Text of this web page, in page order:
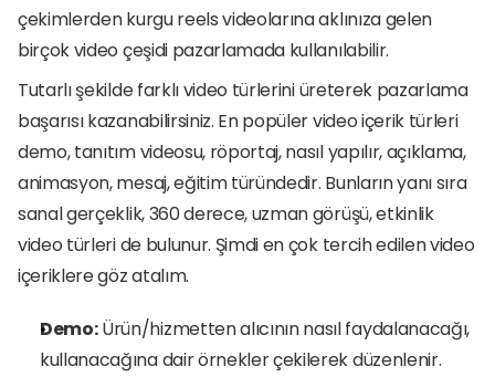
çekimlerden kurgu reels videolarına aklınıza gelen
birçok video çeşidi pazarlamada kullanılabilir.
Tutarlı şekilde farklı video türlerini üreterek pazarlama
başarısı kazanabilirsiniz. En popüler video içerik türleri
demo, tanıtım videosu, röportaj, nasıl yapılır, açıklama,
animasyon, mesaj, eğitim türündedir. Bunların yanı sıra
sanal gerçeklik, 360 derece, uzman görüşü, etkinlik
video türleri de bulunur. Şimdi en çok tercih edilen video
içeriklere göz atalım.
Demo: Ürün/hizmetten alıcının nasıl faydalanacağı,
kullanacağına dair örnekler çekilerek düzenlenir.